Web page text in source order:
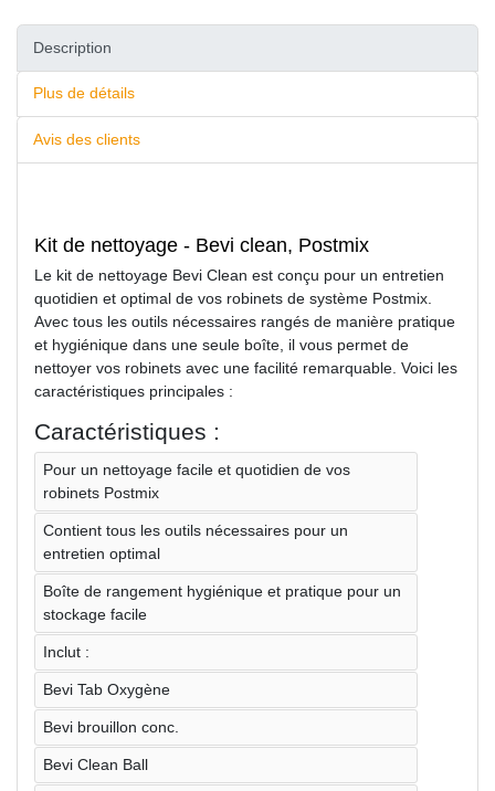
Description
Plus de détails
Avis des clients
Kit de nettoyage - Bevi clean, Postmix
Le kit de nettoyage Bevi Clean est conçu pour un entretien
quotidien et optimal de vos robinets de système Postmix.
Avec tous les outils nécessaires rangés de manière pratique
et hygiénique dans une seule boîte, il vous permet de
nettoyer vos robinets avec une facilité remarquable. Voici les
caractéristiques principales :
Caractéristiques :
Pour un nettoyage facile et quotidien de vos
robinets Postmix
Contient tous les outils nécessaires pour un
entretien optimal
Boîte de rangement hygiénique et pratique pour un
stockage facile
Inclut :
Bevi Tab Oxygène
Bevi brouillon conc.
Bevi Clean Ball